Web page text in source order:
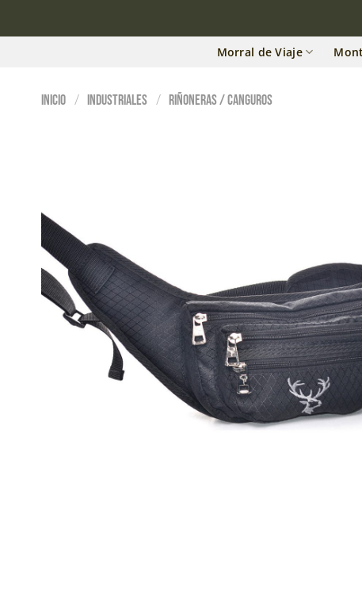
Morral de Viaje
Inicio / Industriales / Riñoneras / Canguros